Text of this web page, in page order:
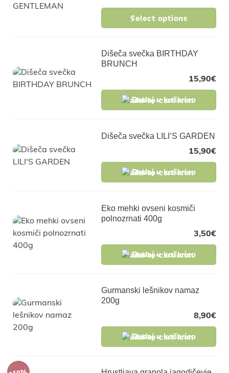
Select options
Dišeča svečka BIRTHDAY
BRUNCH
15,90€
Dodaj v košarico
Dišeča svečka LILI’S GARDEN
15,90€
Dodaj v košarico
Eko mehki ovseni kosmiči
polnozrnati 400g
3,50€
Dodaj v košarico
Gurmanski lešnikov namaz
200g
8,90€
Dodaj v košarico